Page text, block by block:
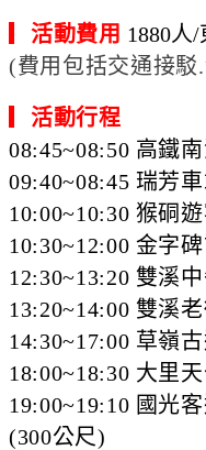
活動費用 1880人/
(費用包括交通接駁.
活動行程
08:45~08:50 高鐵
09:40~08:45 瑞芳
10:00~10:30 猴硐
10:30~12:00 金字
12:30~13:20 雙溪
13:20~14:00 雙溪
14:30~17:00 草嶺
18:00~18:30 大里
19:00~19:10 國光
(300公尺)